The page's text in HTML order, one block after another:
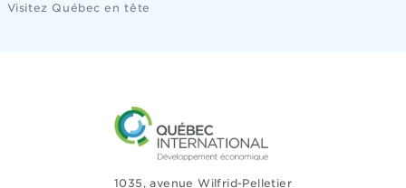
Visitez Québec en tête
1035, avenue Wilfrid-Pelletier